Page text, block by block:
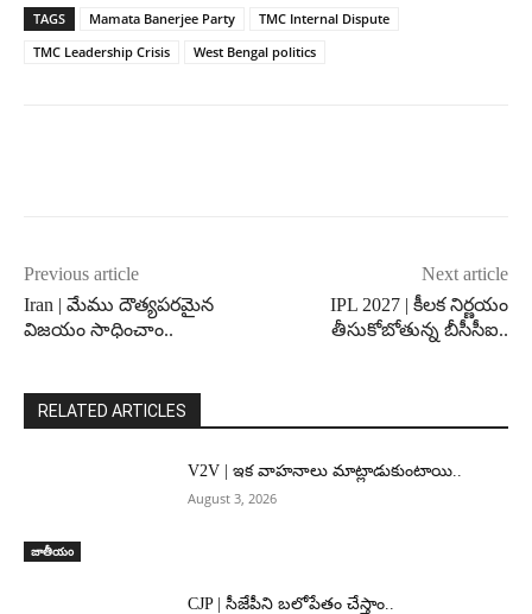
TAGS Mamata Banerjee Party
TMC Internal Dispute
TMC Leadership Crisis
West Bengal politics
Previous article
Iran | మేము దౌత్యపరమైన
విజయం సాధించాం..
Next article
IPL 2027 | కీలక నిర్ణయం
తీసుకోబోతున్న బీసీసీఐ..
RELATED ARTICLES
జాతీయం
V2V | ఇక వాహనాలు మాట్లాడుకుంటాయి..
August 3, 2026
CJP | సీజేపీని బలోపేతం చేస్తాం..